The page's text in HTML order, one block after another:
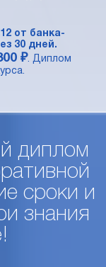
от банка-
30 дней.
₽. Диплом
диплом
сроки и
знания